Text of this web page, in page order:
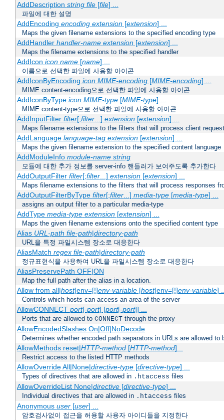
AddDescription string file[file] ...
파일에 대한 설명
AddEncoding encoding extension[extension] ...
Maps the given filename extensions to the specified encoding type
AddHandler handler-name extension[extension] ...
Maps the filename extensions to the specified handler
AddIcon icon name[name] ...
이름으로 선택한 파일에 사용할 아이콘
AddIconByEncoding icon MIME-encoding[MIME-encoding] ...
MIME content-encoding으로 선택한 파일에 사용할 아이콘
AddIconByType icon MIME-type[MIME-type] ...
MIME content-type으로 선택한 파일에 사용할 아이콘
AddInputFilter filter[;filter...] extension[extension] ...
Maps filename extensions to the filters that will process client
AddLanguage language-tag extension[extension] ...
Maps the given filename extension to the specified content language
AddModuleInfo module-name string
모듈에 대한 추가 정보를 server-info 핸들러가 보여주도록 추가한다
AddOutputFilter filter[;filter...] extension[extension] ...
Maps filename extensions to the filters that will process responses
AddOutputFilterByType filter[;filter...] media-type[media-type] ...
assigns an output filter to a particular media-type
AddType media-type extension[extension] ...
Maps the given filename extensions onto the specified content type
Alias URL-path file-path|directory-path
URL을 특정 파일시스템 장소로 대응한다
AliasMatch regex file-path|directory-path
정규표현식을 사용하여 URL을 파일시스템 장소로 대응한다
AliasPreservePath OFF|ON
Map the full path after the alias in a location.
Allow from all|host|env=[!]env-variable[host|env=[!]env-variable]
Controls which hosts can access an area of the server
AllowCONNECT port[-port] [port[-port]] ...
Ports that are allowed to CONNECT through the proxy
AllowEncodedSlashes On|Off|NoDecode
Determines whether encoded path separators in URLs are allowed to
AllowMethods reset|HTTP-method[HTTP-method]...
Restrict access to the listed HTTP methods
AllowOverride All|None|directive-type[directive-type] ...
Types of directives that are allowed in .htaccess files
AllowOverrideList None|directive[directive-type] ...
Individual directives that are allowed in .htaccess files
Anonymous user[user] ...
암호검사없이 접근을 허용할 사용자 아이디들을 지정한다